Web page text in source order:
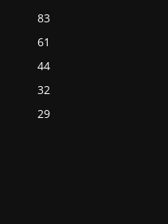
83
61
44
32
29